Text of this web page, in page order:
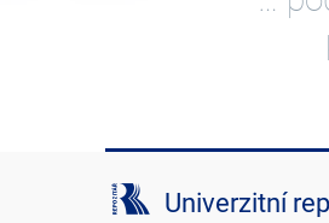
Univerzitní